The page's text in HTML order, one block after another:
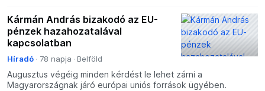
Kármán András bizakodó az EU-
pénzek hazahozatalával
kapcsolatban
Híradó 78 napja Belföld
Augusztus végéig minden kérdést le lehet zárni a
Magyarországnak járó európai uniós források ügyében.